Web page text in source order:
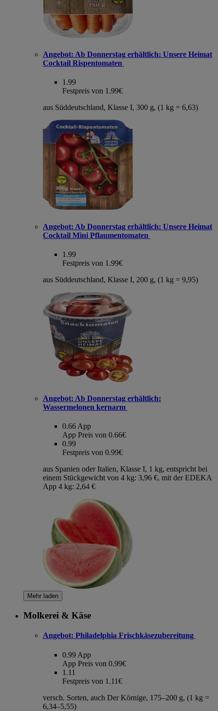
Angebot: Ab Donnerstag erhältlich: Unsere Heimat
Cocktail Rispentomaten
1.99
Festpreis von 1.99€
aus Süddeutschland, Klasse I, 300 g, (1 kg = 6,63)
Angebot: Ab Donnerstag erhältlich: Unsere Heimat
Cocktail Mini Pflaumentomaten
1.99
Festpreis von 1.99€
aus Süddeutschland, Klasse I, 200 g, (1 kg = 9,95)
Angebot: Ab Donnerstag erhältlich:
Wassermelonen kernarm
0.66 App
App Preis von 0.66€
0.99
Festpreis von 0.99€
aus Spanien oder Italien, Klasse I, 1 kg, entspricht bei
einem Stückgewicht von 4 kg: 3,96 €, mit der EDEKA
App 4 kg: 2,64 €
Mehr laden
Molkerei & Käse
Angebot: Philadelphia Frischkäsezubereitung
0.99 App
App Preis von 0.99€
1.11
Festpreis von 1.11€
versch. Sorten, auch Der Körnige, 175–200 g, (1 kg =
6,34–5,55)